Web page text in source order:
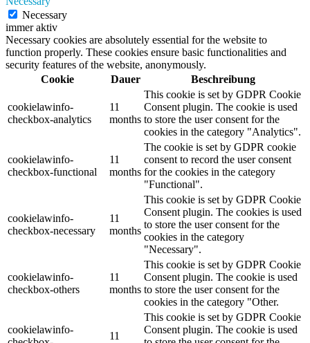
Necessary
immer aktiv
Necessary cookies are absolutely essential for the website to
function properly. These cookies ensure basic functionalities and
security features of the website, anonymously.
Cookie
Dauer Beschreibung
cookielawinfo-
checkbox-analytics
11
months
This cookie is set by GDPR Cookie
Consent plugin. The cookie is used
to store the user consent for the
cookies in the category "Analytics".
cookielawinfo-
checkbox-functional
11
months
The cookie is set by GDPR cookie
consent to record the user consent
for the cookies in the category
"Functional".
cookielawinfo-
checkbox-necessary
11
months
This cookie is set by GDPR Cookie
Consent plugin. The cookies is used
to store the user consent for the
cookies in the category
"Necessary".
cookielawinfo-
checkbox-others
11
months
This cookie is set by GDPR Cookie
Consent plugin. The cookie is used
to store the user consent for the
cookies in the category "Other.
cookielawinfo-
11
This cookie is set by GDPR Cookie
Consent plugin. The cookie is used